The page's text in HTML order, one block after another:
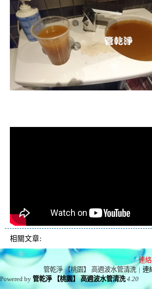
相關文章:
連
管乾淨 【桃園】 高週波水管清洗 | 連
Powered by管乾淨 【桃園】 高週波水管清洗 4.20